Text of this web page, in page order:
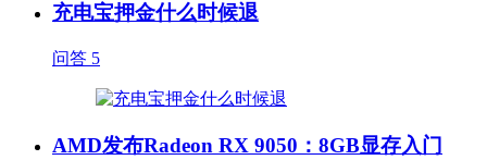
充电宝押金什么时候退
问答 5
AMD发布Radeon RX 9050：8GB显存入门